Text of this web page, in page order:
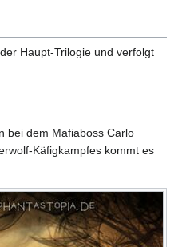
Haupt-Trilogie und verfolgt
bei dem Mafiaboss Carlo
Käfigkampfes kommt es